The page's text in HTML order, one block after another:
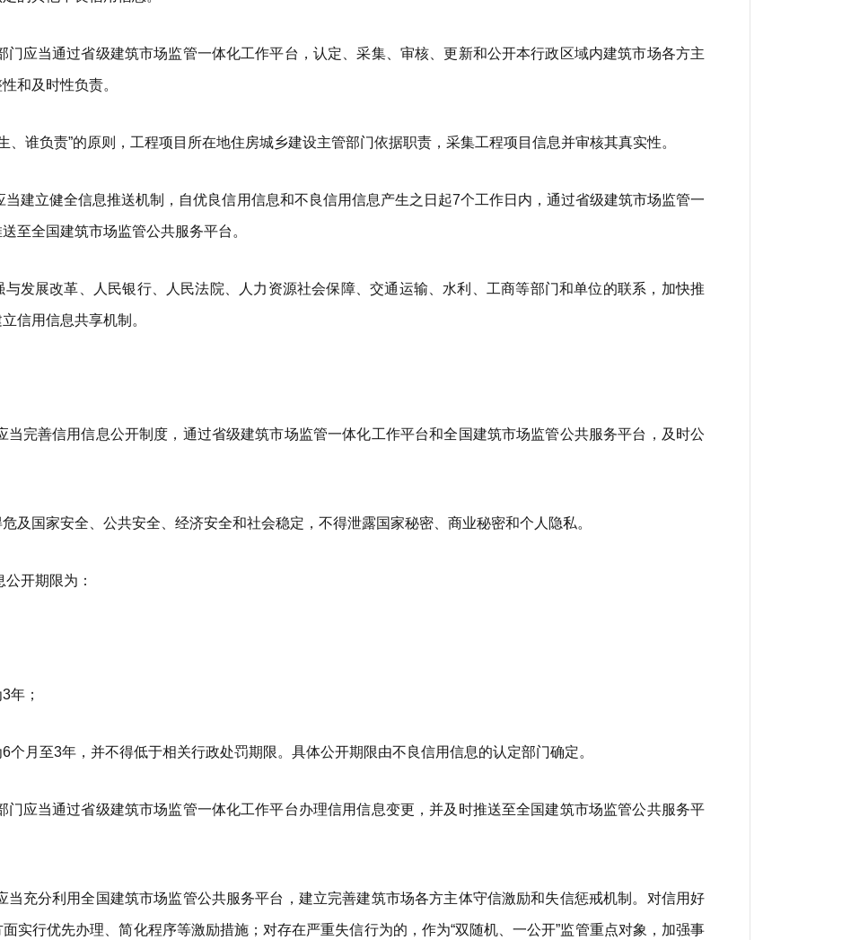
门应当通过省级建筑市场监管一体化工作平台，认定、采集、审核、更新和公开本行政区域内建筑市场各方主
和及时性负责。
、谁负责”的原则，工程项目所在地住房城乡建设主管部门依据职责，采集工程项目信息并审核其真实性。
建立健全信息推送机制，自优良信用信息和不良信用信息产生之日起7个工作日内，通过省级建筑市场监管一
至全国建筑市场监管公共服务平台。
发展改革、人民银行、人民法院、人力资源社会保障、交通运输、水利、工商等部门和单位的联系，加快推
信用信息共享机制。
当完善信用信息公开制度，通过省级建筑市场监管一体化工作平台和全国建筑市场监管公共服务平台，及时公
及国家安全、公共安全、经济安全和社会稳定，不得泄露国家秘密、商业秘密和个人隐私。
开期限为：
年；
个月至3年，并不得低于相关行政处罚期限。具体公开期限由不良信用信息的认定部门确定。
门应当通过省级建筑市场监管一体化工作平台办理信用信息变更，并及时推送至全国建筑市场监管公共服务平
当充分利用全国建筑市场监管公共服务平台，建立完善建筑市场各方主体守信激励和失信惩戒机制。对信用好
实行优先办理、简化程序等激励措施；对存在严重失信行为的，作为“双随机、一公开”监管重点对象，加强事